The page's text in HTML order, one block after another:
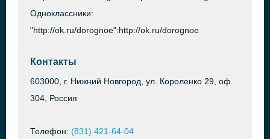
Одноклассники:
"http://ok.ru/dorognoe":http://ok.ru/dorognoe
Контакты
603000, г. Нижний Новгород, ул. Короленко 29, оф.
304, Россия
Телефон: (831) 421-64-04